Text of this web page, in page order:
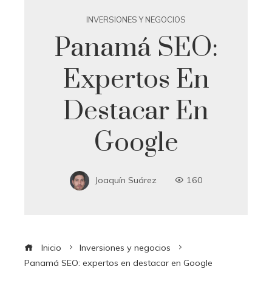
INVERSIONES Y NEGOCIOS
Panamá SEO:
Expertos En
Destacar En
Google
Joaquín Suárez 160
Inicio
Inversiones y negocios
Panamá SEO: expertos en destacar en Google